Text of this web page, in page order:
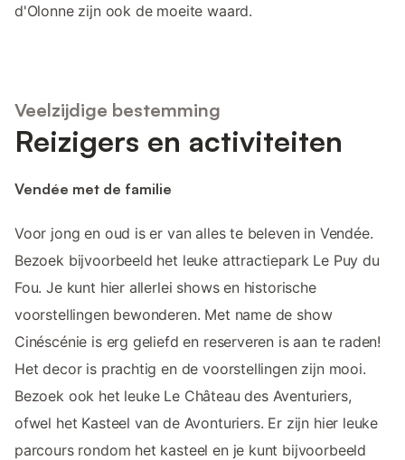
d'Olonne zijn ook de moeite waard.
Veelzijdige bestemming
Reizigers en activiteiten
Vendée met de familie
Voor jong en oud is er van alles te beleven in Vendée.
Bezoek bijvoorbeeld het leuke attractiepark Le Puy du
Fou. Je kunt hier allerlei shows en historische
voorstellingen bewonderen. Met name de show
Cinéscénie is erg geliefd en reserveren is aan te raden!
Het decor is prachtig en de voorstellingen zijn mooi.
Bezoek ook het leuke Le Château des Aventuriers,
ofwel het Kasteel van de Avonturiers. Er zijn hier leuke
parcours rondom het kasteel en je kunt bijvoorbeeld